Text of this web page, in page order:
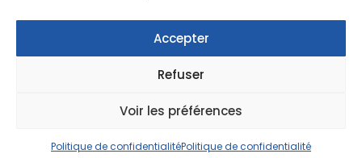
Accepter
Refuser
Voir les préférences
Politique de confidentialitéPolitique de confidentialité
© Copyright Fonction Meuble